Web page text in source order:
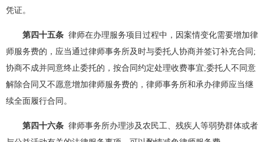
凭证。
第四十五条 律师在办理服务项目过程中，因案情变化需要增加律
师服务费的，应当通过律师事务所及时与委托人协商并签订补充合同;
协商不成并同意终止委托的，按合同约定处理收费事宜;委托人不同意
解除合同又不愿意增加律师服务费的，律师事务所和承办律师应当继
续全面履行合同。
第四十六条 律师事务所办理涉及农民工、残疾人等弱势群体或者